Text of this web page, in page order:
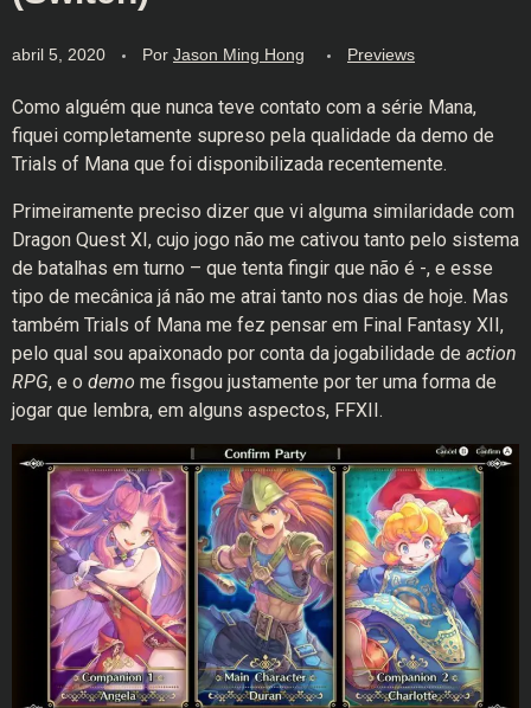
abril 5, 2020 Por Jason Ming Hong Previews
Como alguém que nunca teve contato com a série Mana,
fiquei completamente supreso pela qualidade da demo de
Trials of Mana que foi disponibilizada recentemente.
Primeiramente preciso dizer que vi alguma similaridade com
Dragon Quest XI, cujo jogo não me cativou tanto pelo sistema
de batalhas em turno – que tenta fingir que não é -, e esse
tipo de mecânica já não me atrai tanto nos dias de hoje. Mas
também Trials of Mana me fez pensar em Final Fantasy XII,
pelo qual sou apaixonado por conta da jogabilidade de action
RPG, e o demo me fisgou justamente por ter uma forma de
jogar que lembra, em alguns aspectos, FFXII.